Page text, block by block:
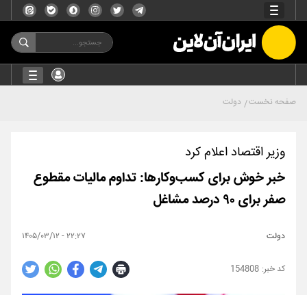
صفحه نخست دولت
وزیر اقتصاد اعلام کرد
خبر خوش برای کسب‌وکارها: تداوم مالیات مقطوع
صفر برای ۹۰ درصد مشاغل
دولت ۲۲:۲۷ - ۱۴۰۵/۰۳/۱۲
154808